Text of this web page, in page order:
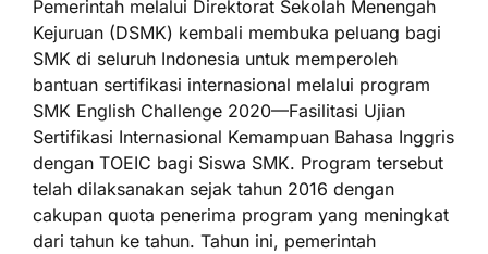
Pemerintah melalui Direktorat Sekolah Menengah
Kejuruan (DSMK) kembali membuka peluang bagi
SMK di seluruh Indonesia untuk memperoleh
bantuan sertifikasi internasional melalui program
SMK English Challenge 2020—Fasilitasi Ujian
Sertifikasi Internasional Kemampuan Bahasa Inggris
dengan TOEIC bagi Siswa SMK. Program tersebut
telah dilaksanakan sejak tahun 2016 dengan
cakupan quota penerima program yang meningkat
dari tahun ke tahun. Tahun ini, pemerintah